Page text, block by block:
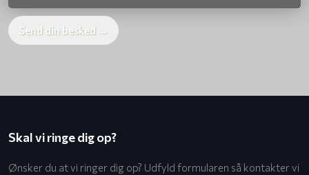
Skal vi ringe dig op?
Ønsker du at vi ringer dig op? Udfyld formularen så kontakter vi